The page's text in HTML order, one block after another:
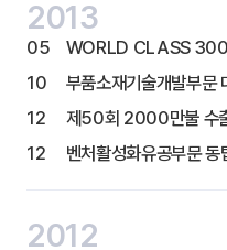
2013
05
WORLD CLASS 300
10
부품소재기술개발부문
12
제50회 2000만불 수
12
벤처활성화유공부문
2012